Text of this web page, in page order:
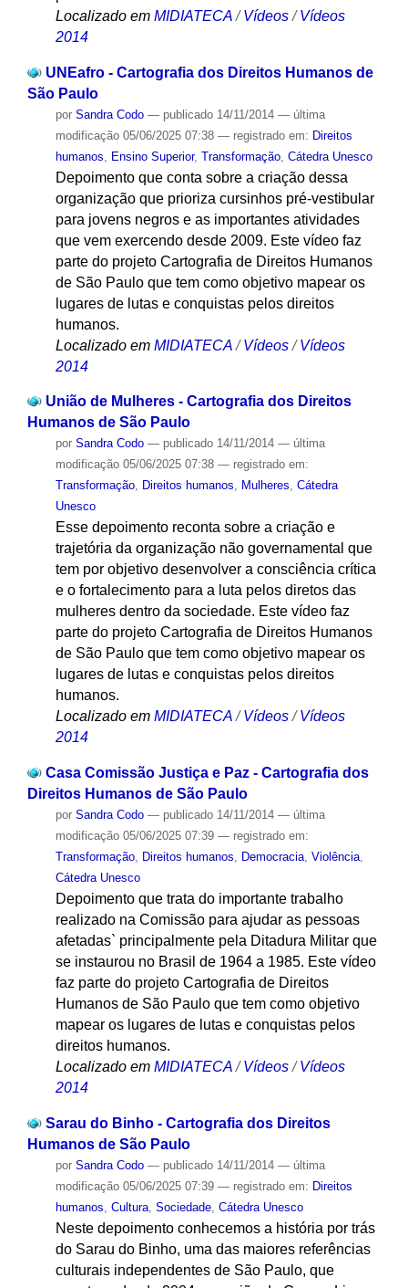
Localizado em MIDIATECA /Vídeos /Vídeos
2014
UNEafro - Cartografia dos Direitos Humanos de
São Paulo
por Sandra Codo — publicado14/11/2014 — última
modificação05/06/2025 07:38 — registrado em: Direitos
humanos
Ensino Superior, Transformação, Cátedra Unesco
Depoimento que conta sobre a criação dessa
organização que prioriza cursinhos pré-vestibular
para jovens negros e as importantes atividades
que vem exercendo desde 2009. Este vídeo faz
parte do projeto Cartografia de Direitos Humanos
de São Paulo que tem como objetivo mapear os
lugares de lutas e conquistas pelos direitos
humanos.
Localizado em MIDIATECA /Vídeos /Vídeos
2014
União de Mulheres - Cartografia dos Direitos
Humanos de São Paulo
por Sandra Codo — publicado14/11/2014 — última
modificação05/06/2025 07:38 — registrado em:
Transformação, Direitos humanos, Mulheres, Cátedra
Unesco
Esse depoimento reconta sobre a criação e
trajetória da organização não governamental que
tem por objetivo desenvolver a consciência crítica
e o fortalecimento para a luta pelos diretos das
mulheres dentro da sociedade. Este vídeo faz
parte do projeto Cartografia de Direitos Humanos
de São Paulo que tem como objetivo mapear os
lugares de lutas e conquistas pelos direitos
humanos.
Localizado em MIDIATECA /Vídeos /Vídeos
2014
Casa Comissão Justiça e Paz - Cartografia dos
Direitos Humanos de São Paulo
por Sandra Codo — publicado14/11/2014 — última
modificação05/06/2025 07:39 — registrado em:
Transformação, Direitos humanos, Democracia, Violência,
Cátedra Unesco
Depoimento que trata do importante trabalho
realizado na Comissão para ajudar as pessoas
afetadas` principalmente pela Ditadura Militar que
se instaurou no Brasil de 1964 a 1985. Este vídeo
faz parte do projeto Cartografia de Direitos
Humanos de São Paulo que tem como objetivo
mapear os lugares de lutas e conquistas pelos
direitos humanos.
Localizado em MIDIATECA /Vídeos /Vídeos
2014
Sarau do Binho - Cartografia dos Direitos
Humanos de São Paulo
por Sandra Codo — publicado14/11/2014 — última
modificação05/06/2025 07:39 — registrado em: Direitos
humanos Cultura, Sociedade, Cátedra Unesco
Neste depoimento conhecemos a história por trás
do Sarau do Binho, uma das maiores referências
culturais independentes de São Paulo, que